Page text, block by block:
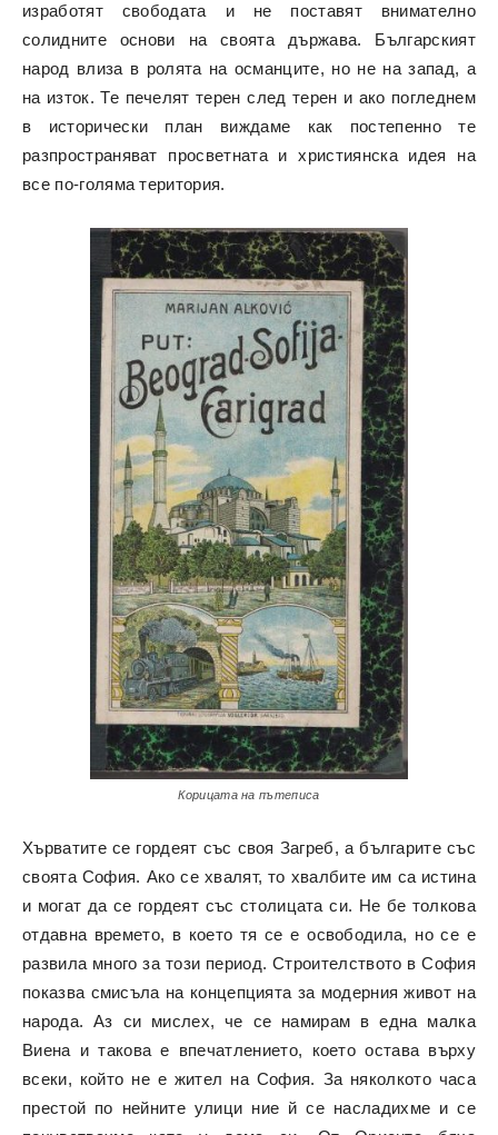
изработят свободата и не поставят внимателно
солидните основи на своята държава. Българският
народ влиза в ролята на османците, но не на запад, а
на изток. Те печелят терен след терен и ако погледнем
в исторически план виждаме как постепенно те
разпространяват просветната и християнска идея на
все по-голяма територия.
Корицата на пътеписа
Хърватите се гордеят със своя Загреб, а българите със
своята София. Ако се хвалят, то хвалбите им са истина
и могат да се гордеят със столицата си. Не бе толкова
отдавна времето, в което тя се е освободила, но се е
развила много за този период. Строителството в София
показва смисъла на концепцията за модерния живот на
народа. Аз си мислех, че се намирам в една малка
Виена и такова е впечатлението, което остава върху
всеки, който не е жител на София. За няколкото часа
престой по нейните улици ние й се насладихме и се